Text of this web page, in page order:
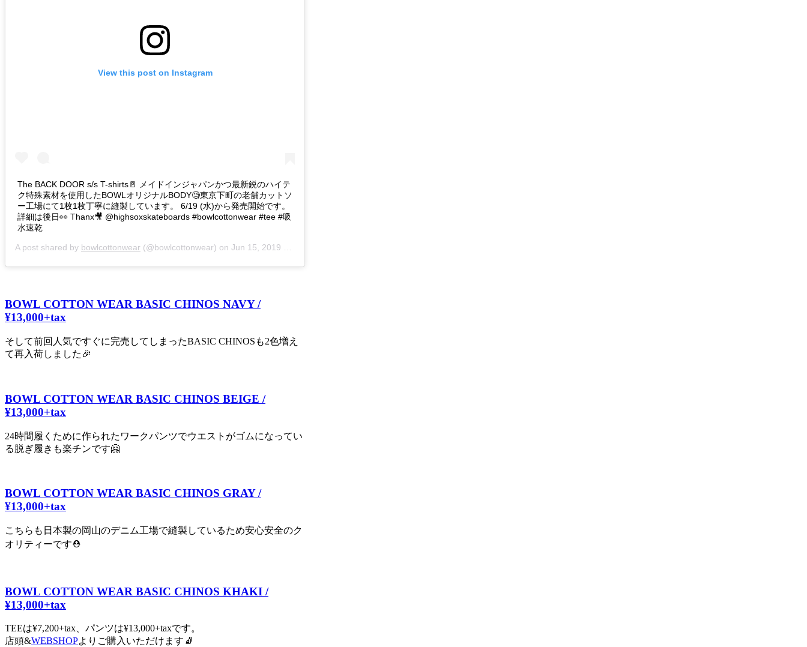
View this post on Instagram
The BACK DOOR s/s T-shirts🚪 メイドインジャパンかつ最新鋭のハイテ
ク特殊素材を使用したBOWLオリジナルBODY🧐東京下町の老舗カットソ
ー工場にて1枚1枚丁寧に縫製しています。 6/19 (水)から発売開始です。
詳細は後日👀 Thanx🎥 @highsoxskateboards #bowlcottonwear #tee #吸
水速乾
A post shared by bowlcottonwear (@bowlcottonwear) on Jun 15, 2019 at 4:20am PDT
BOWL COTTON WEAR BASIC CHINOS NAVY /
¥13,000+tax
そして前回人気ですぐに完売してしまったBASIC CHINOSも2色増え
て再入荷しました🎉
BOWL COTTON WEAR BASIC CHINOS BEIGE /
¥13,000+tax
24時間履くために作られたワークパンツでウエストがゴムになってい
る脱ぎ履きも楽チンです🤗
BOWL COTTON WEAR BASIC CHINOS GRAY /
¥13,000+tax
こちらも日本製の岡山のデニム工場で縫製しているため安心安全のク
オリティーです⛑
BOWL COTTON WEAR BASIC CHINOS KHAKI /
¥13,000+tax
TEEは¥7,200+tax、パンツは¥13,000+taxです。
店頭&WEBSHOPよりご購入いただけます🧦